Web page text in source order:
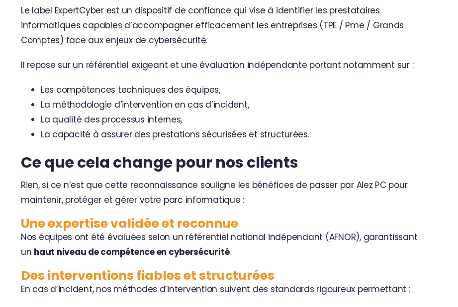
Le label ExpertCyber est un dispositif de confiance qui vise à identifier les prestataires
informatiques capables d’accompagner efficacement les entreprises (TPE / Pme / Grands
Comptes) face aux enjeux de cybersécurité.
Il repose sur un référentiel exigeant et une évaluation indépendante portant notamment sur :
Les compétences techniques des équipes,
La méthodologie d’intervention en cas d’incident,
La qualité des processus internes,
La capacité à assurer des prestations sécurisées et structurées.
Ce que cela change pour nos clients
Rien, si ce n’est que cette reconnaissance souligne les bénéfices de passer par Alez PCpour
maintenir, protéger et gérer votre parc informatique :
Une expertise validée et reconnue
Nos équipes ont été évaluées selon un référentiel national indépendant (AFNOR), garantissant
un haut niveau de compétence en cybersécurité.
Des interventions fiables et structurées
En cas d’incident, nos méthodes d’intervention suivent des standards rigoureux permettant :